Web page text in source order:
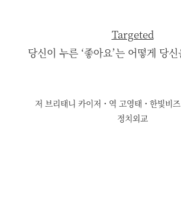
Targeted
당신이 누른 ‘좋아요’는 어떻게 당
저 브리태니 카이저 · 역 고영태 · 한빛비즈
정치외교